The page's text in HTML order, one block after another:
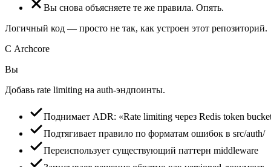
Вы снова объясняете те же правила. Опять.
Логичный код — просто не так, как устроен этот репозиторий.
С Archcore
Вы
Добавь rate limiting на auth-эндпоинты.
Поднимает ADR: «Rate limiting через Redis token
Подтягивает правило по форматам ошибок в src/auth/
Переиспользует существующий паттерн middleware